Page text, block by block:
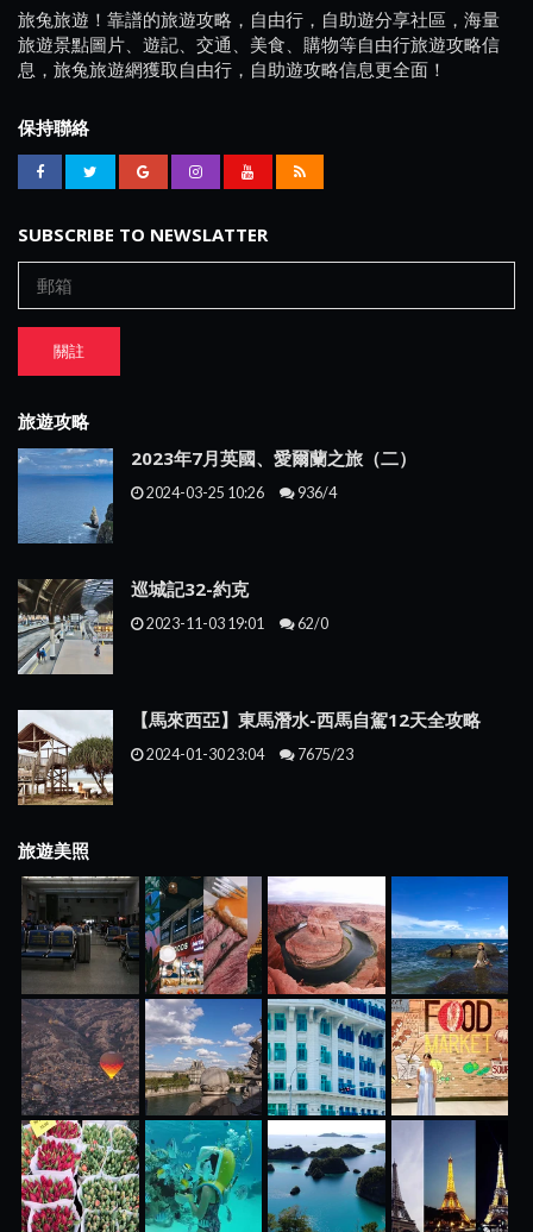
旅兔旅遊！靠譜的旅遊攻略，自由行，自助遊分享社區，海量
旅遊景點圖片、遊記、交通、美食、購物等自由行旅遊攻略信
息，旅兔旅遊網獲取自由行，自助遊攻略信息更全面！
保持聯絡
SUBSCRIBE TO NEWSLATTER
關註
旅遊攻略
2023年7月英國、愛爾蘭之旅（二）
2024-03-25 10:26 936/4
巡城記32-約克
2023-11-03 19:01 62/0
【馬來西亞】東馬潛水-西馬自駕12天全攻略
2024-01-30 23:04 7675/23
旅遊美照